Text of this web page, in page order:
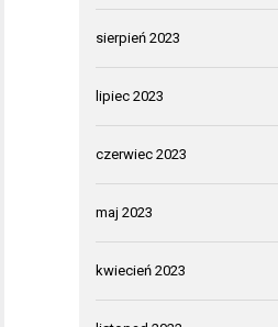
sierpień 2023
lipiec 2023
czerwiec 2023
maj 2023
kwiecień 2023